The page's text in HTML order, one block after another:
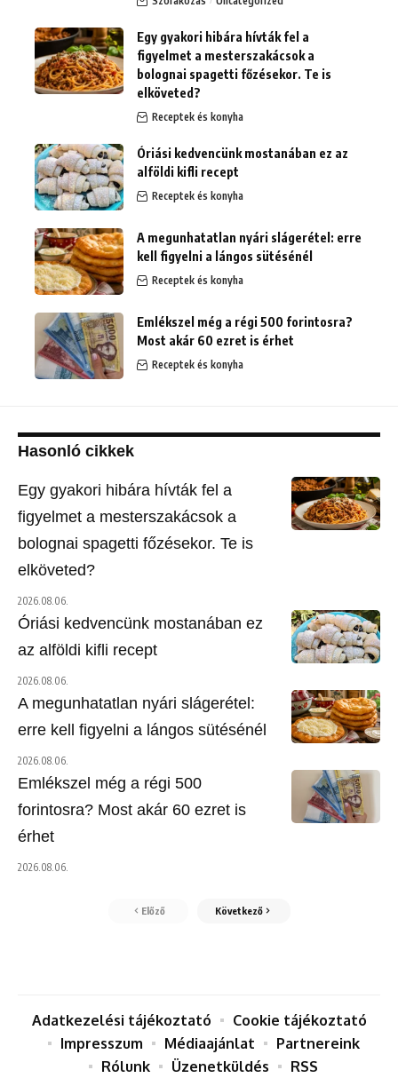
Egy gyakori hibára hívták fel a
figyelmet a mesterszakácsok a
bolognai spagetti főzésekor. Te is
elköveted?
Receptek és konyha
Óriási kedvencünk mostanában ez az
alföldi kifli recept
Receptek és konyha
A megunhatatlan nyári slágerétel: erre
kell figyelni a lángos sütésénél
Receptek és konyha
Emlékszel még a régi 500 forintosra?
Most akár 60 ezret is érhet
Receptek és konyha
Hasonló cikkek
Egy gyakori hibára hívták fel a
figyelmet a mesterszakácsok a
bolognai spagetti főzésekor. Te is
elköveted?
2026.08.06.
Óriási kedvencünk mostanában ez
az alföldi kifli recept
2026.08.06.
A megunhatatlan nyári slágerétel:
erre kell figyelni a lángos sütésénél
2026.08.06.
Emlékszel még a régi 500
forintosra? Most akár 60 ezret is
érhet
2026.08.06.
Előző Következő
Adatkezelési tájékoztató
Cookie tájékoztató
Impresszum
Médiaajánlat
Partnereink
Rólunk
Üzenetküldés RSS